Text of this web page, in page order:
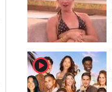
player2